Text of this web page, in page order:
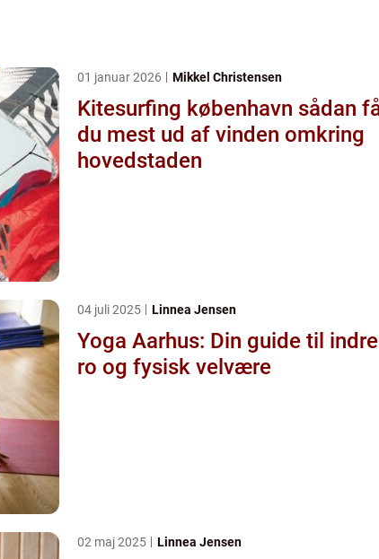
01 januar 2026 Mikkel Christensen
Kitesurfing københavn sådan får
du mest ud af vinden omkring
hovedstaden
04 juli 2025 Linnea Jensen
Yoga Aarhus: Din guide til indre
ro og fysisk velvære
02 maj 2025 Linnea Jensen